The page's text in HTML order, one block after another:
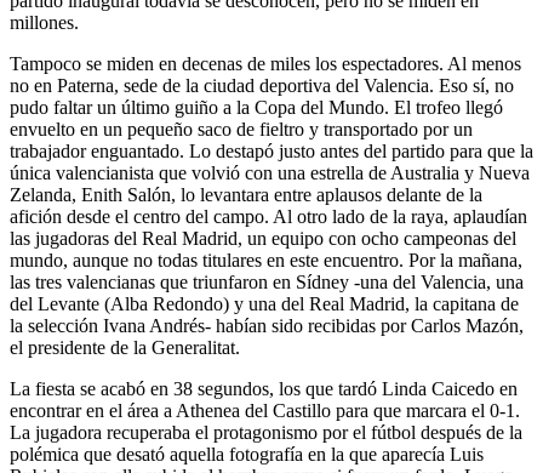
millones.
Tampoco se miden en decenas de miles los espectadores. Al menos
no en Paterna, sede de la ciudad deportiva del Valencia. Eso sí, no
pudo faltar un último guiño a la Copa del Mundo. El trofeo llegó
envuelto en un pequeño saco de fieltro y transportado por un
trabajador enguantado. Lo destapó justo antes del partido para que la
única valencianista que volvió con una estrella de Australia y Nueva
Zelanda, Enith Salón, lo levantara entre aplausos delante de la
afición desde el centro del campo. Al otro lado de la raya, aplaudían
las jugadoras del Real Madrid, un equipo con ocho campeonas del
mundo, aunque no todas titulares en este encuentro. Por la mañana,
las tres valencianas que triunfaron en Sídney -una del Valencia, una
del Levante (Alba Redondo) y una del Real Madrid, la capitana de
la selección Ivana Andrés- habían sido recibidas por Carlos Mazón,
el presidente de la Generalitat.
La fiesta se acabó en 38 segundos, los que tardó Linda Caicedo en
encontrar en el área a Athenea del Castillo para que marcara el 0-1.
La jugadora recuperaba el protagonismo por el fútbol después de la
polémica que desató aquella fotografía en la que aparecía Luis